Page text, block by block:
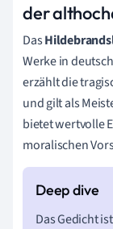
der
Das
Werke in
erzählt die
und gilt als
bietet wertvolle
moralischen
Das Gedicht